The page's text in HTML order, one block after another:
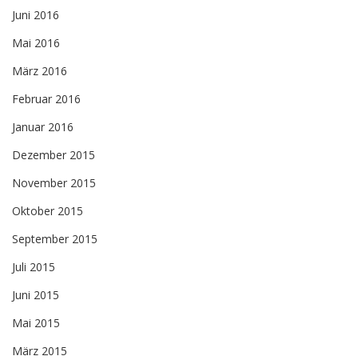
Juni 2016
Mai 2016
März 2016
Februar 2016
Januar 2016
Dezember 2015
November 2015
Oktober 2015
September 2015
Juli 2015
Juni 2015
Mai 2015
März 2015